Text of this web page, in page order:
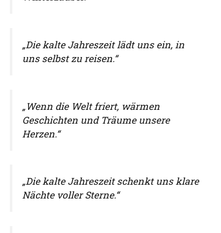
„Die kalte Jahreszeit lädt uns ein, in
uns selbst zu reisen.“
„Wenn die Welt friert, wärmen
Geschichten und Träume unsere
Herzen.“
„Die kalte Jahreszeit schenkt uns klare
Nächte voller Sterne.“